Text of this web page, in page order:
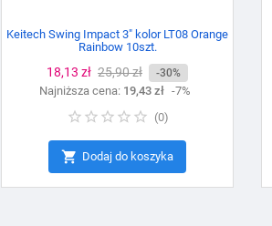
Keitech Swing Impact 3" kolor LT08 Orange
Rainbow 10szt.
Cena
18,13 zł Cena
podstawowa
25,90 zł -30%
Najniższa cena: 19,43 zł -7%
(0)
 Dodaj do koszyka